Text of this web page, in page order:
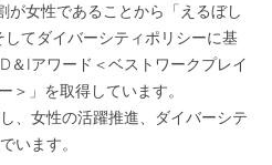
が女性であることから「えるぼし
てダイバーシティポリシーに基
＆Iアワード＜ベストワークプレイ
＞」を取得しています。
、女性の活躍推進、ダイバーシテ
います。